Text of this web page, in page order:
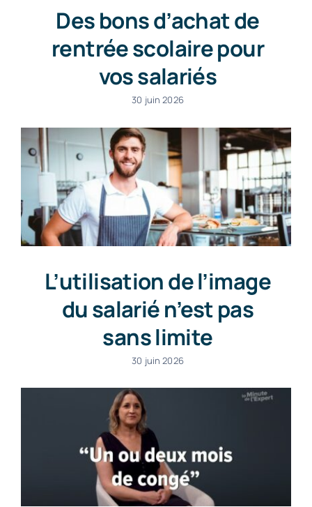
Des bons d’achat de
rentrée scolaire pour
vos salariés
30 juin 2026
L’utilisation de l’image
du salarié n’est pas
sans limite
30 juin 2026